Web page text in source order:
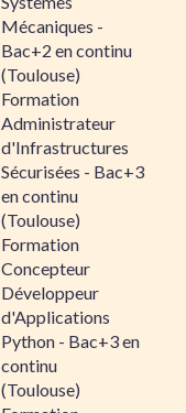
Mécaniques -
Bac+2 en continu
(Toulouse)
Formation
Administrateur
d'Infrastructures
Sécurisées - Bac+3
en continu
(Toulouse)
Formation
Concepteur
Développeur
d'Applications
Python - Bac+3 en
continu
(Toulouse)